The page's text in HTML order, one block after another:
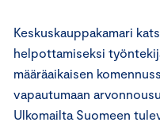
Keskuskauppakamari
helpottamiseksi
määräaikaisen
vapautumaan
Ulkomailta Suomeen